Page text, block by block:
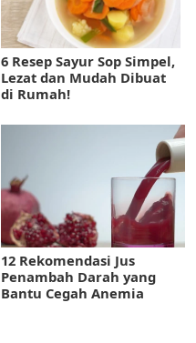
6 Resep Sayur Sop Simpel,
Lezat dan Mudah Dibuat
di Rumah!
12 Rekomendasi Jus
Penambah Darah yang
Bantu Cegah Anemia